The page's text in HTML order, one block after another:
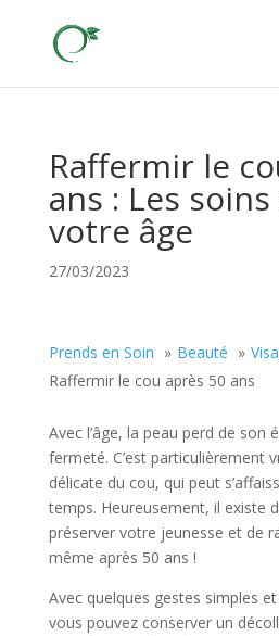
Raffermir le
ans : Les
votre âge
27/03/2023
Prends en Soin Beauté
Raffermir le cou après 50 ans
Avec l’âge, la peau perd de son
fermeté. C’est particulièrement
délicate du cou, qui peut
temps. Heureusement, il existe
préserver votre jeunesse et de
même après 50 ans !
Avec quelques gestes simples
vous pouvez conserver un